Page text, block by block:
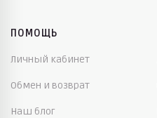
ПОМОЩЬ
Личный кабинет
Обмен и возврат
Наш блог